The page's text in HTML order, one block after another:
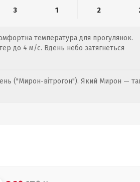
3 1 2
температура для прогулянок.
до 4 м/с. Вдень небо затягнеться
("Мирон-вітрогон"). Який Мирон —